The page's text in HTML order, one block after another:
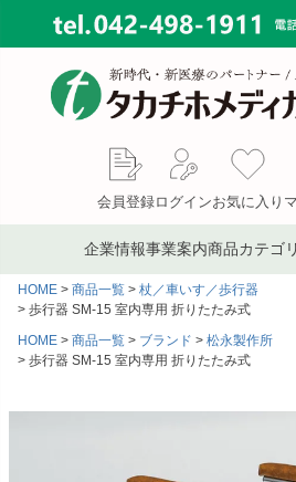
会員登録ログインお気に入り
企業情報
会社概要
MAP
事業案内
サプライ事業
コンサルティング
商品カテゴリ
ブランド 鍼灸鍼・鍼用品
ピンセット／ハサミ・ギ
ブス剪刀
もぐさ・温灸
温灸器
サージカルテープ テーピングテ
HOME 商品一覧
杖／車いす／歩行器
歩行器 SM-15 室内専用 折りたたみ式
HOME
商品一覧 ブランド
松永製作所
歩行器 SM-15 室内専用 折りたたみ式